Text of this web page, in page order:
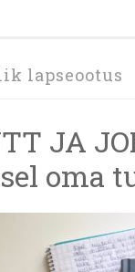
lapseootus
JA
oma